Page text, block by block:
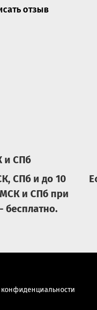
отзыв
и СПб
СПб и до 10
и СПб при
бесплатно.
конфиденциальности